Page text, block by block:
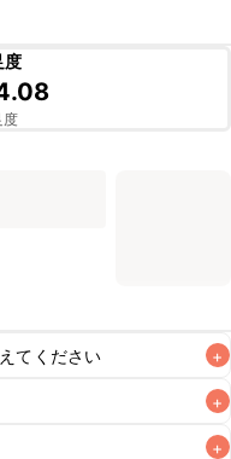
度
度
てください +
+
+